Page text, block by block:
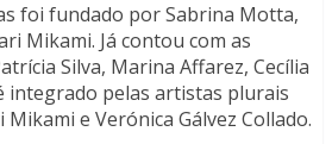
foi fundado por Sabrina Motta,
Mikami. Já contou com as
Silva, Marina Affarez, Cecília
integrado pelas artistas plurais
e Verónica Gálvez Collado.